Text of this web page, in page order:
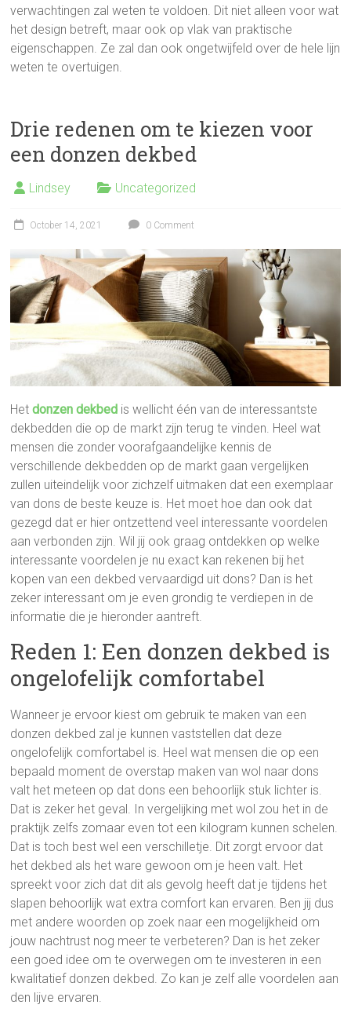
verwachtingen zal weten te voldoen. Dit niet alleen voor wat
het design betreft, maar ook op vlak van praktische
eigenschappen. Ze zal dan ook ongetwijfeld over de hele lijn
weten te overtuigen.
Drie redenen om te kiezen voor
een donzen dekbed
Lindsey Uncategorized
October 14, 2021 0 Comment
Hetdonzen dekbed is wellicht één van de interessantste
dekbedden die op de markt zijn terug te vinden. Heel wat
mensen die zonder voorafgaandelijke kennis de
verschillende dekbedden op de markt gaan vergelijken
zullen uiteindelijk voor zichzelf uitmaken dat een exemplaar
van dons de beste keuze is. Het moet hoe dan ook dat
gezegd dat er hier ontzettend veel interessante voordelen
aan verbonden zijn. Wil jij ook graag ontdekken op welke
interessante voordelen je nu exact kan rekenen bij het
kopen van een dekbed vervaardigd uit dons? Dan is het
zeker interessant om je even grondig te verdiepen in de
informatie die je hieronder aantreft.
Reden 1: Een donzen dekbed is
ongelofelijk comfortabel
Wanneer je ervoor kiest om gebruik te maken van een
donzen dekbed zal je kunnen vaststellen dat deze
ongelofelijk comfortabel is. Heel wat mensen die op een
bepaald moment de overstap maken van wol naar dons
valt het meteen op dat dons een behoorlijk stuk lichter is.
Dat is zeker het geval. In vergelijking met wol zou het in de
praktijk zelfs zomaar even tot een kilogram kunnen schelen.
Dat is toch best wel een verschilletje. Dit zorgt ervoor dat
het dekbed als het ware gewoon om je heen valt. Het
spreekt voor zich dat dit als gevolg heeft dat je tijdens het
slapen behoorlijk wat extra comfort kan ervaren. Ben jij dus
met andere woorden op zoek naar een mogelijkheid om
jouw nachtrust nog meer te verbeteren? Dan is het zeker
een goed idee om te overwegen om te investeren in een
kwalitatief donzen dekbed. Zo kan je zelf alle voordelen aan
den lijve ervaren.